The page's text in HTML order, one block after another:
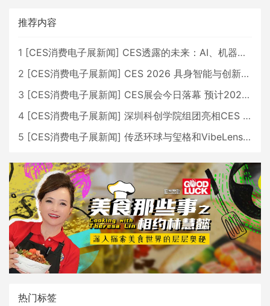
推荐内容
1 [CES消费电子展新闻] CES透露的未来：AI、机器人与智能生活大爆发
2 [CES消费电子展新闻] CES 2026 具身智能与创新领域 中国公司大放异彩
3 [CES消费电子展新闻] CES展会今日落幕 预计2026行业收入将超五千亿美元
4 [CES消费电子展新闻] 深圳科创学院组团亮相CES 广受好评
5 [CES消费电子展新闻] 传丞环球与玺格和VibeLens共同推出全新耳机
热门标签